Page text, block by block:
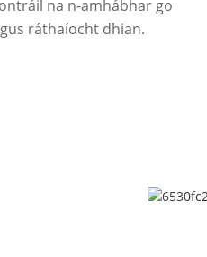
na n-amhábhar go
ráthaíocht dhian.